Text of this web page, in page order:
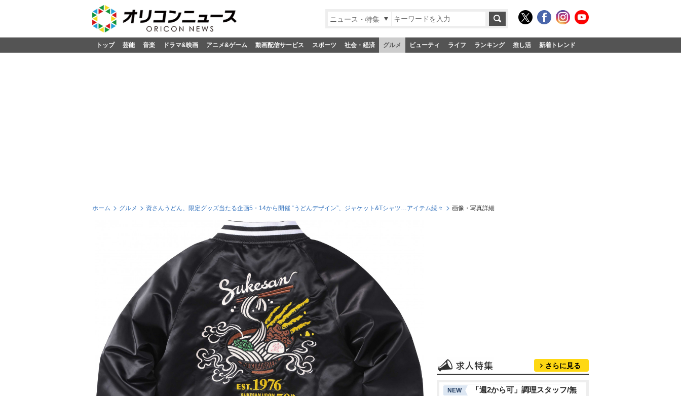
ニュース・特集
トップ 芸能 音楽 ドラマ&映画 アニメ&ゲーム 動画配信サービス スポーツ 社会・経済 グルメ ビューティ ライフ ランキング 推し活 新着トレンド
ホーム グルメ 資さんうどん、限定グッズ当たる企画5・14から開催 “うどんデザイン”、ジャケット&Tシャツ…アイテム続々 画像・写真詳細
さらに見る
NEW
「週2から可」調理スタッフ/無